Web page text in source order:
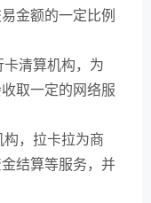
金额的一定比例
清算机构，为
取一定的网络服
，拉卡拉为商
结算等服务，并